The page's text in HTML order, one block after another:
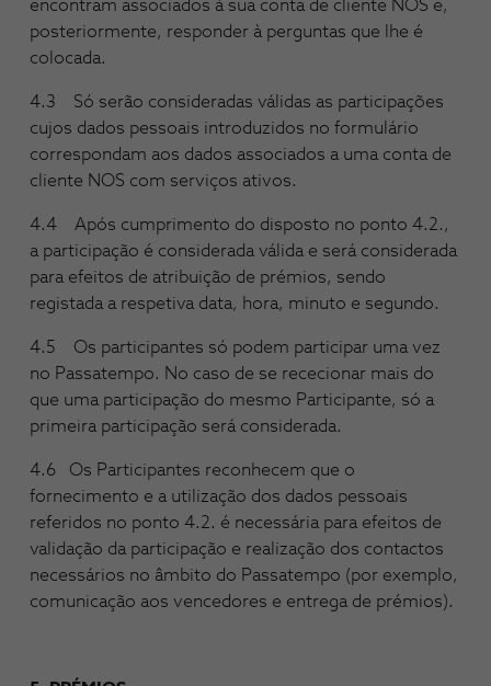
encontram associados à sua conta de cliente NOS e,
posteriormente, responder à perguntas que lhe é
colocada.
4.3 Só serão consideradas válidas as participações
cujos dados pessoais introduzidos no formulário
correspondam aos dados associados a uma conta de
cliente NOS com serviços ativos.
4.4 Após cumprimento do disposto no ponto 4.2.,
a participação é considerada válida e será considerada
para efeitos de atribuição de prémios, sendo
registada a respetiva data, hora, minuto e segundo.
4.5 Os participantes só podem participar uma vez
no Passatempo. No caso de se rececionar mais do
que uma participação do mesmo Participante, só a
primeira participação será considerada.
4.6 Os Participantes reconhecem que o
fornecimento e a utilização dos dados pessoais
referidos no ponto 4.2. é necessária para efeitos de
validação da participação e realização dos contactos
necessários no âmbito do Passatempo (por exemplo,
comunicação aos vencedores e entrega de prémios).